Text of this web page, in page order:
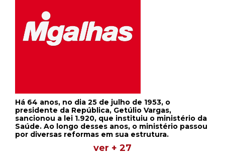
Há 64 anos, no dia 25 de julho de 1953, o
presidente da República, Getúlio Vargas,
sancionou a lei 1.920, que instituiu o ministério da
Saúde. Ao longo desses anos, o ministério passou
por diversas reformas em sua estrutura.
ver + 27